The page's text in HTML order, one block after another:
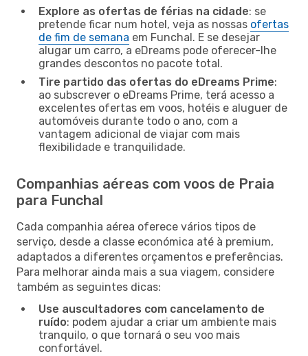
Explore as ofertas de férias na cidade: se
pretende ficar num hotel, veja as nossas ofertas
de fim de semana em Funchal. E se desejar
alugar um carro, a eDreams pode oferecer-lhe
grandes descontos no pacote total.
Tire partido das ofertas do eDreams Prime:
ao subscrever o eDreams Prime, terá acesso a
excelentes ofertas em voos, hotéis e aluguer de
automóveis durante todo o ano, com a
vantagem adicional de viajar com mais
flexibilidade e tranquilidade.
Companhias aéreas com voos de Praia
para Funchal
Cada companhia aérea oferece vários tipos de
serviço, desde a classe económica até à premium,
adaptados a diferentes orçamentos e preferências.
Para melhorar ainda mais a sua viagem, considere
também as seguintes dicas:
Use auscultadores com cancelamento de
ruído: podem ajudar a criar um ambiente mais
tranquilo, o que tornará o seu voo mais
confortável.